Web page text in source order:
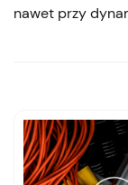
nawet przy